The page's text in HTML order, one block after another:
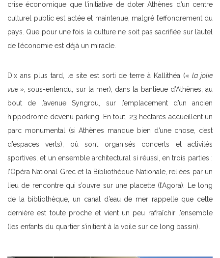
crise économique que l’initiative de doter Athènes d’un centre
culturel public est actée et maintenue, malgré l’effondrement du
pays. Que pour une fois la culture ne soit pas sacrifiée sur l’autel
de l’économie est déjà un miracle.
Dix ans plus tard, le site est sorti de terre à Kallithéa («la jolie
vue »,sous-entendu, sur la mer), dans la banlieue d’Athènes, au
bout de l’avenue Syngrou, sur l’emplacement d’un ancien
hippodrome devenu parking. En tout, 23 hectares accueillent un
parc monumental (si Athènes manque bien d’une chose, c’est
d’espaces verts), où sont organisés concerts et activités
sportives, et un ensemble architectural si réussi, en trois parties :
l’Opéra National Grec et la Bibliothèque Nationale, reliées par un
lieu de rencontre qui s’ouvre sur une placette (l’Agora). Le long
de la bibliothèque, un canal d’eau de mer rappelle que cette
dernière est toute proche et vient un peu rafraîchir l’ensemble
(les enfants du quartier s’initient à la voile sur ce long bassin).